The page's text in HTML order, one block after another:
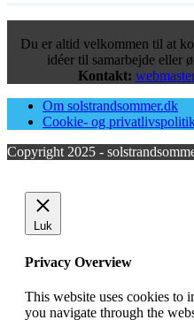
Du er altid velkommen til at
idéer til samarbejde eller
Kontakt:
Om solstrandsommer.dk
Cookie- og
Copyright 2025 -
Luk
Privacy Overview
This website uses cookies to
you navigate through the